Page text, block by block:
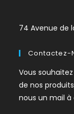
74 Avenue de
Contactez-
Vous
de nos
nous un mail à